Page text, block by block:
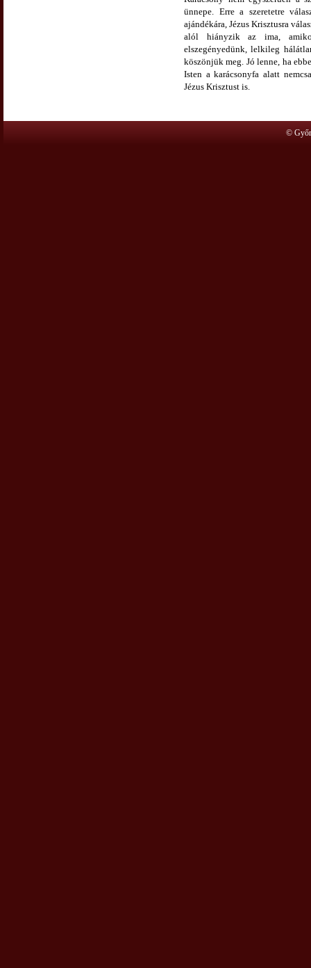
ünnepe. Erre a szeretetre
ajándékára, Jézus Krisztusra
alól hiányzik az ima,
elszegényedünk, lelkileg
köszönjük meg. Jó lenne, ha
Isten a karácsonyfa alatt
Jézus Krisztust is.
©